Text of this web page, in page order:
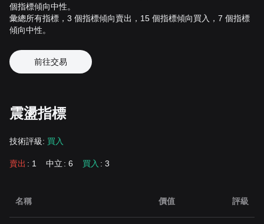
個指標傾向中性。
彙總所有指標，3 個指標傾向賣出，15 個指標傾向買入，7 個指標
傾向中性。
前往交易
震盪指標
技術評級: 買入
賣出 : 1 中立 : 6 買入 : 3
名稱 價值 評級